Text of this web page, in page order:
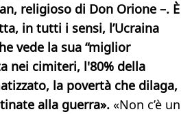
religioso di Don Orione –. È
in tutti i sensi, l’Ucraina
vede la sua “miglior
nei cimiteri, l'80% della
la povertà che dilaga,
alla guerra». «Non c’è un